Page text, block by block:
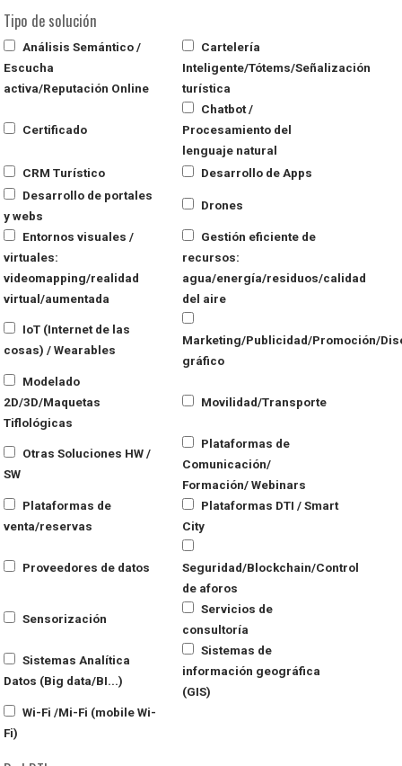
Tipo de solución
Análisis Semántico /
Escucha
activa/Reputación Online
Cartelería
Inteligente/Tótems/Señalización
turística
Certificado
Chatbot /
Procesamiento del
lenguaje natural
CRM Turístico
Desarrollo de Apps
Desarrollo de portales
y webs
Drones
Entornos visuales /
virtuales:
videomapping/realidad
virtual/aumentada
Gestión eficiente de
recursos:
agua/energía/residuos/calidad
del aire
IoT (Internet de las
cosas) / Wearables
Marketing/Publicidad/Promoción/
gráfico
Modelado
2D/3D/Maquetas
Tiflológicas
Movilidad/Transporte
Otras Soluciones HW /
SW
Plataformas de
Comunicación/
Formación/ Webinars
Plataformas de
venta/reservas
Plataformas DTI / Smart
City
Proveedores de datos
Seguridad/Blockchain/Control
de aforos
Sensorización
Servicios de
consultoría
Sistemas Analítica
Datos (Big data/BI...)
Sistemas de
información geográfica
(GIS)
Wi-Fi /Mi-Fi (mobile Wi-
Fi)